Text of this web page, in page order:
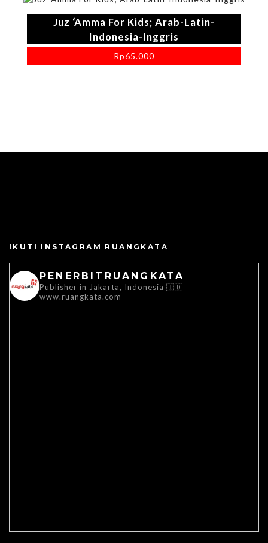
Juz ‘Amma For Kids; Arab-Latin-
Indonesia-Inggris
Rp65.000
IKUTI INSTAGRAM RUANGKATA
PENERBITRUANGKATA
Publisher in Jakarta, Indonesia 🇮🇩
www.ruangkata.com